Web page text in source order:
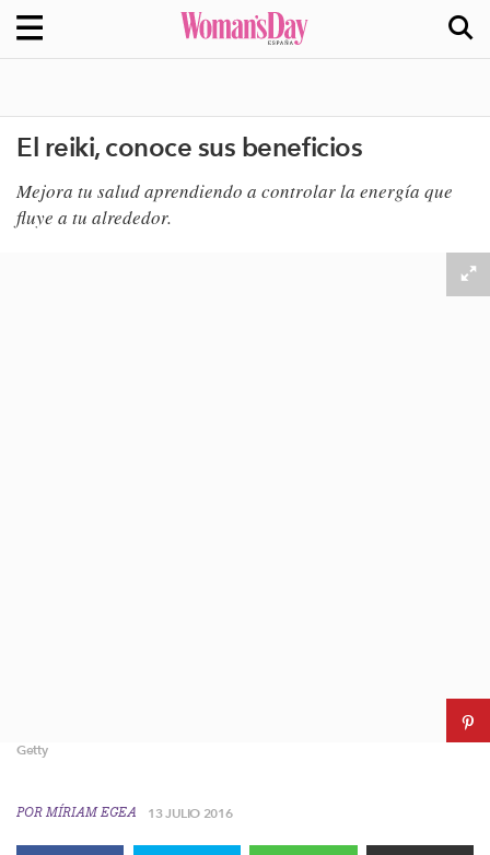
El reiki, conoce sus beneficios
Mejora tu salud aprendiendo a controlar la energía que
fluye a tu alrededor.
Getty
POR MÍRIAM EGEA 13 JULIO 2016